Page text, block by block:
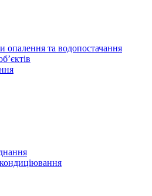
опалення та водопостачання